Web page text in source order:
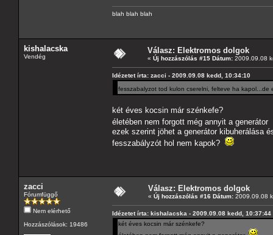
blah blah blah
kishalacska
Vendég
Válasz: Elektromos dolgok
« Új hozzászólás #15 Dátum: 2009.09.08
Idézetet írta: zacci - 2009.09.08 kedd, 10:34:10
fesszabalyzot tod kulon cserelni, felteve ha
két éves kocsin már szénkefe?
életében nem forgott még annyit a generátor
ezek szerint jöhet a generátor kibuherálása
fesszabályzót hol nem kapok?
zacci
Fórumfüggő
Nem elérhető
Hozzászólások: 19486
Válasz: Elektromos dolgok
« Új hozzászólás #16 Dátum: 2009.09.08
Idézetet írta: kishalacska - 2009.09.08 kedd, 10:37:44
két éves kocsin már szénkefe?